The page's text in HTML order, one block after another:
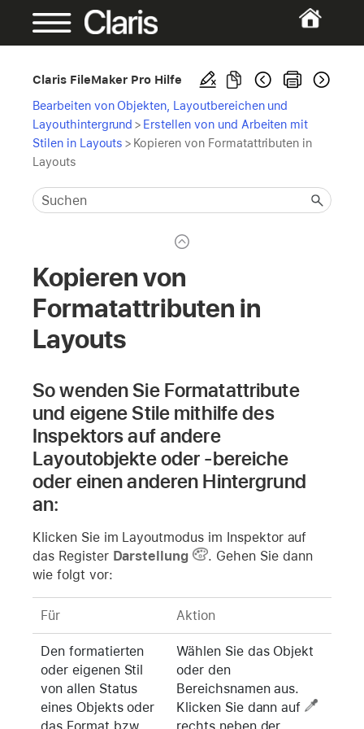
Claris FileMaker Pro Hilfe
Bearbeiten von Objekten, Layoutbereichen und
Layouthintergrund > Erstellen von und Arbeiten mit
Stilen in Layouts > Kopieren von Formatattributen in
Layouts
Kopieren von
Formatattributen in
Layouts
So wenden Sie Formatattribute
und eigene Stile mithilfe des
Inspektors auf andere
Layoutobjekte oder -bereiche
oder einen anderen Hintergrund
an:
Klicken Sie im Layoutmodus im Inspektor auf
das Register Darstellung
. Gehen Sie dann
wie folgt vor:
Für Aktion
Den formatierten
oder eigenen Stil
von allen Status
eines Objekts oder
Wählen Sie das Objekt
oder den
Bereichsnamen aus.
Klicken Sie dann auf